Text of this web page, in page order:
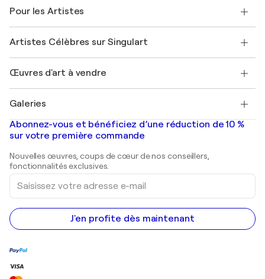
Offrir une carte cadeau
Rejoignez notre programme commercial
Mon compte
+33 1 76 44 06 42
FAQ
Magazine Singulart
Emplois
Découvrez une sélection d'art original
Pour les Artistes
Se connecter en tant qu'Artiste
Artistes Célèbres sur Singulart
Marc Chagall
Banksy
Mr. Brainwash
Shepard Fairey
Œuvres d'art à vendre
Tableaux abstraits à vendre
Peintures de paysage
Estampes
Peintures acryliques
Galeries
Galeries d'art en France
Galeries d'art en Belgique
Abonnez-vous et bénéficiez d’une réduction de 10 %
sur votre première commande
Nouvelles œuvres, coups de cœur de nos conseillers,
fonctionnalités exclusives.
Saisissez
votre
adresse
e-
mail
J'en profite dès maintenant